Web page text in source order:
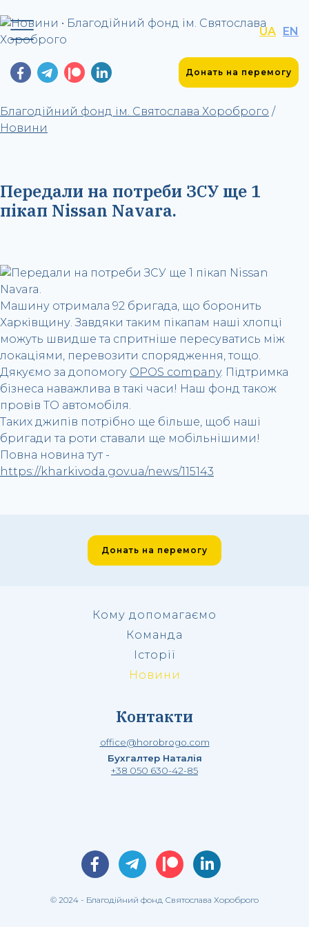
UA EN
Донать на перемогу
Благодійний фонд ім. Святослава Хороброго /
Новини
Передали на потреби ЗСУ ще 1
пікап Nissan Navara.
Машину отримала 92 бригада, що боронить
Харківщину. Завдяки таким пікапам наші хлопці
можуть швидше та спритніше пересуватись між
локаціями, перевозити спорядження, тощо.
Дякуємо за допомогу OPOS company. Підтримка
бізнеса наважлива в такі часи! Наш фонд також
провів ТО автомобіля.
Таких джипів потрібно ще більше, щоб наші
бригади та роти ставали ще мобільнішими!
Повна новина тут -
https://kharkivoda.gov.ua/news/115143
Донать на перемогу
Кому допомагаємо
Команда
Історії
Новини
Контакти
office@horobrogo.com
Бухгалтер Наталія
+38 050 630-42-85
© 2024 - Благодійний фонд Святослава Хороброго